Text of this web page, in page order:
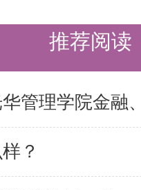
、清北强基营
领学，班主任
，学员遍布清
推荐阅读
？